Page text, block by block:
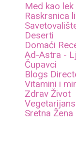
Med kao lek
Raskrsnica
Deserti
Domaći
Ad-Astra -
Čupavci
Blogs
Vitamini i
Zdrav Život
Sretna